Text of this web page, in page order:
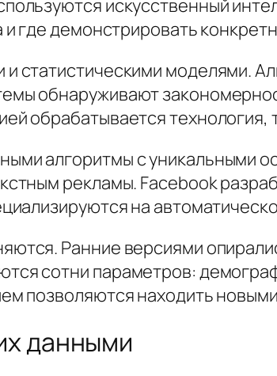
искусственный
где демонстрировать
статистическими моделями.
обнаруживают
обрабатывается технология,
алгоритмы с уникальными
рекламы. Facebook
на
Ранние версиями
сотни параметров:
позволяются находить
данными